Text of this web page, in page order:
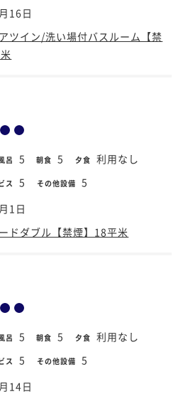
16日
ツイン/洗い場付バスルーム【禁
呂 5 朝食 5 夕食 利用なし
ス 5 その他設備 5
1日
ドダブル【禁煙】18平米
呂 5 朝食 5 夕食 利用なし
ス 5 その他設備 5
14日